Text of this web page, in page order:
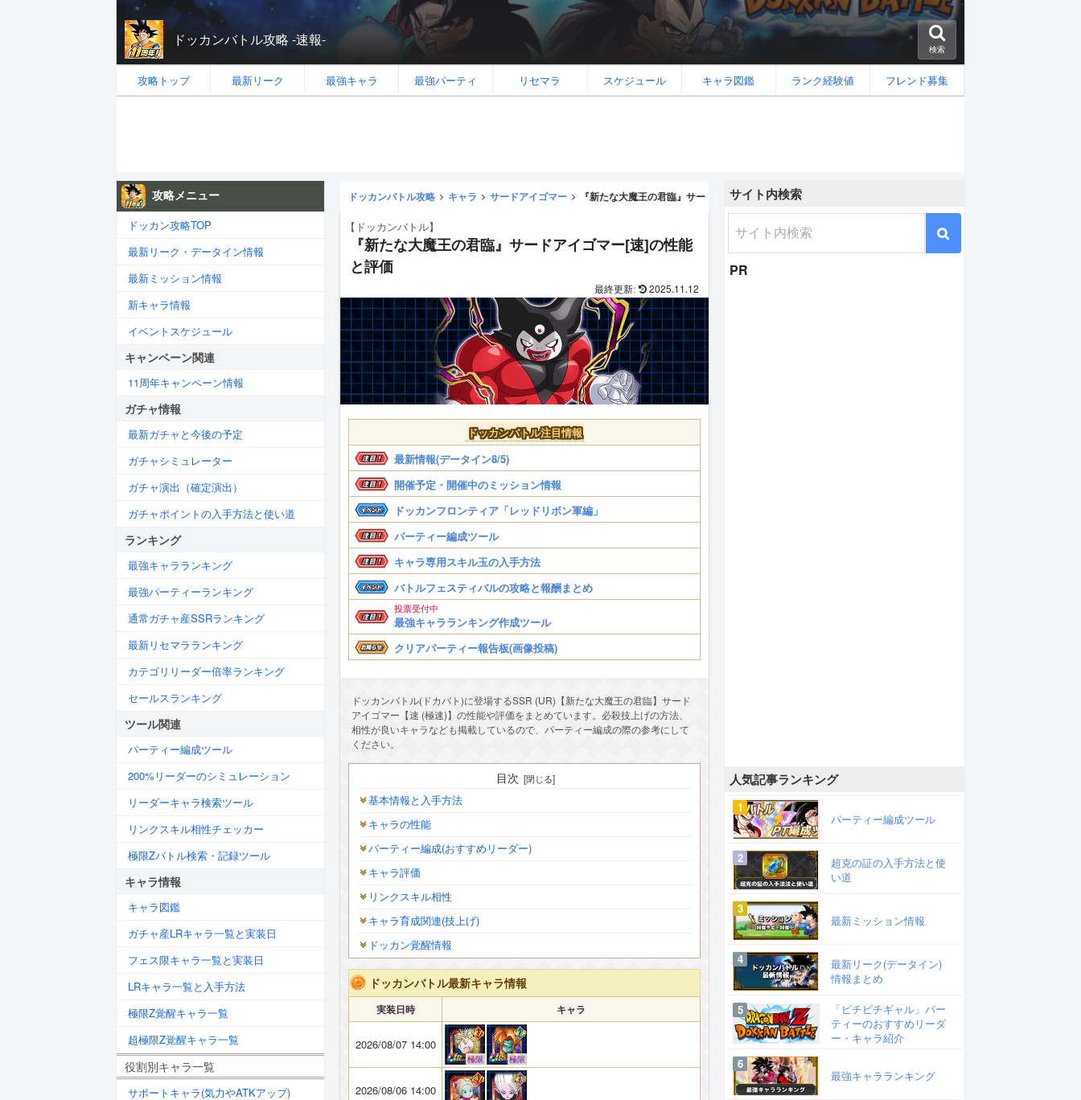
ドッカンバトル攻略 -速報-
検索
攻略トップ 最新リーク 最強キャラ 最強パーティ リセマラ スケジュール キャラ図鑑 ランク経験値 フレンド募集
ドッカンバトル攻略 キャラ サードアイゴマー 『新たな大魔王の君臨』サードアイゴマー[速]の性能と評価
【ドッカンバトル】
『新たな大魔王の君臨』サードアイゴマー[速]の性能
と評価
2025.11.12
ドッカンバトル注目情報
最新情報(データイン8/5)
開催予定・開催中のミッション情報
ドッカンフロンティア「レッドリボン軍編」
パーティー編成ツール
キャラ専用スキル玉の入手方法
バトルフェスティバルの攻略と報酬まとめ
投票受付中
最強キャラランキング作成ツール
クリアパーティー報告板(画像投稿)
ドッカンバトル(ドカバト)に登場するSSR (UR)【新たな大魔王の君臨】サード
アイゴマー【速 (極速)】の性能や評価をまとめています。必殺技上げの方法、
相性が良いキャラなども掲載しているので、パーティー編成の際の参考にして
ください。
目次
基本情報と入手方法
キャラの性能
パーティー編成(おすすめリーダー)
キャラ評価
リンクスキル相性
キャラ育成関連(技上げ)
ドッカン覚醒情報
ドッカンバトル最新キャラ情報
実装日時 キャラ
2026/08/07 14:00
極限 極限
2026/08/06 14:00
攻略メニュー
ドッカン攻略TOP
最新リーク・データイン情報
最新ミッション情報
新キャラ情報
イベントスケジュール
キャンペーン関連
11周年キャンペーン情報
ガチャ情報
最新ガチャと今後の予定
ガチャシミュレーター
ガチャ演出（確定演出）
ガチャポイントの入手方法と使い道
ランキング
最強キャラランキング
最強パーティーランキング
通常ガチャ産SSRランキング
最新リセマラランキング
カテゴリリーダー倍率ランキング
セールスランキング
ツール関連
パーティー編成ツール
200%リーダーのシミュレーション
リーダーキャラ検索ツール
リンクスキル相性チェッカー
極限Zバトル検索・記録ツール
キャラ情報
キャラ図鑑
ガチャ産LRキャラ一覧と実装日
フェス限キャラ一覧と実装日
LRキャラ一覧と入手方法
極限Z覚醒キャラ一覧
超極限Z覚醒キャラ一覧
役割別キャラ一覧
サポートキャラ(気力やATKアップ)
サイト内検索
PR
人気記事ランキング
パーティー編成ツール
超克の証の入手方法と使
い道
最新ミッション情報
最新リーク(データイン)
情報まとめ
「ピチピチギャル」パー
ティーのおすすめリーダ
ー・キャラ紹介
最強キャラランキング